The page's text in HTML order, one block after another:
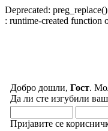
Deprecated:
: runtime-created function
Добро дошли, Гост.
Да ли сте изгубили ваш
Пријавите се